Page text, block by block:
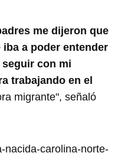
me dijeron que
iba a poder entender
seguir con mi
trabajando en el
migrante", señaló
nacida-carolina-norte-